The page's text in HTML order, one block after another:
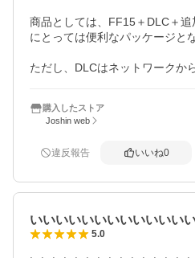
商品としては、FF15＋DLC＋
にとっては便利なパッケージと
ただし、DLCはネットワークか
きます。
パッケージを貸し借りした際は
購入したストア
Joshin web
違反報告 いいね0
いいいいいいいいいいいい
5.0